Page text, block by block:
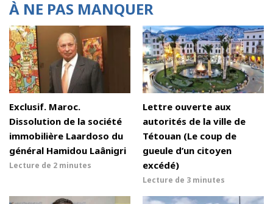
À NE PAS MANQUER
Exclusif. Maroc.
Dissolution de la société
immobilière Laardoso du
général Hamidou Laânigri
Lecture de 2 minutes
Lettre ouverte aux
autorités de la ville de
Tétouan (Le coup de
gueule d’un citoyen
excédé)
Lecture de 3 minutes